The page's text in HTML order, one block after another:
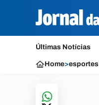
Últimas Notícias
Home>esportes